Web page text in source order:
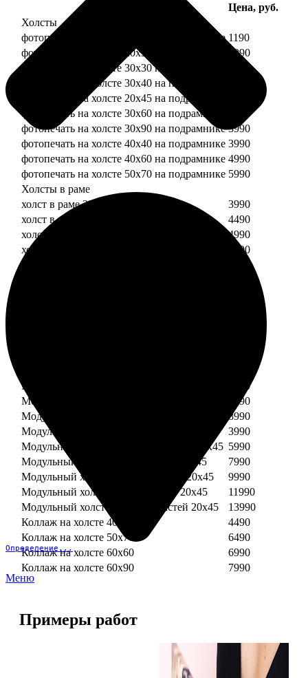
Определение...
Меню
Цена, руб.
Холсты
фотопечать на холсте 20х20 на подрамнике 1190
фотопечать на холсте 20х30 на подрамнике
1990
фотопечать на холсте 30х30 на подрамнике
фотопечать на холсте 30х40 на подрамнике
фотопечать на холсте 20х45 на подрамнике
фотопечать на холсте 30х60 на подрамнике
фотопечать на холсте 30х90 на подрамнике 3990
фотопечать на холсте 40х40 на подрамнике 3990
фотопечать на холсте 40х60 на подрамнике 4990
фотопечать на холсте 50х70 на подрамнике 5990
Холсты в раме
холст в раме 20х20
3990
холст в раме 20х30
4490
холст в раме 30х30
4990
холст в раме 30х40
5490
Модульный холст из трех частей 30х40
7490
Модульный холст из двух частей 40х40
5990
Модульный холст из трех частей 40х40
8990
Модульный холст из трех частей 20х45
3990
Модульный холст из четырех частей 20х45 5990
Модульный холст из пяти частей 20х45
7990
Модульный холст из шести частей 20х45
9990
Модульный холст из семи частей 20х45
11990
Модульный холст из восьми частей 20х45
13990
Коллаж на холсте 40х40
4490
Коллаж на холсте 50х70
6490
Коллаж на холсте 60х60
6990
Коллаж на холсте 60х90
7990
Примеры работ